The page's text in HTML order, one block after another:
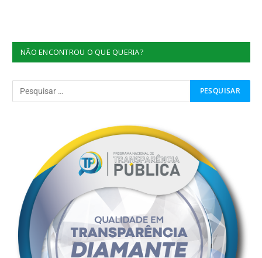
NÃO ENCONTROU O QUE QUERIA?